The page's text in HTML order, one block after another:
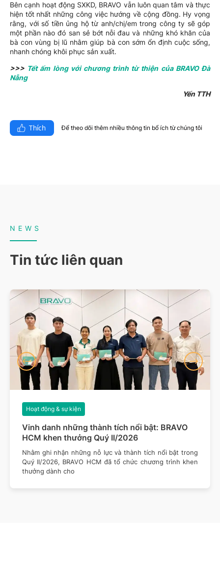
Bên cạnh hoạt động SXKD, BRAVO vẫn luôn quan tâm và thực
hiện tốt nhất những công việc hướng về cộng đồng. Hy vọng
rằng, với số tiền ủng hộ từ anh/chị/em trong công ty sẽ góp
một phần nào đó san sẻ bớt nỗi đau và những khó khăn của
bà con vùng bị lũ nhằm giúp bà con sớm ổn định cuộc sống,
nhanh chóng khôi phục sản xuất.
>>> Tết ấm lòng với chương trình từ thiện của BRAVO Đà
Nẵng
Yến TTH
Thích Để theo dõi thêm nhiều thông tin bổ ích từ chúng tôi​
NEWS
Tin tức liên quan
Vinh danh những thành tích nổi bật: BRAVO
HCM khen thưởng Quý II/2026
Hoạt động & sự kiện
Nhằm ghi nhận những nỗ lực và thành tích nổi bật trong
Quý II/2026, BRAVO HCM đã tổ chức chương trình khen
thưởng dành cho